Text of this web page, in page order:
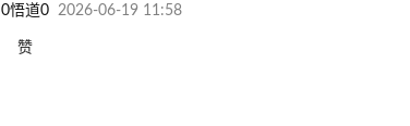
0悟道0 2026-06-19 11:58
赞